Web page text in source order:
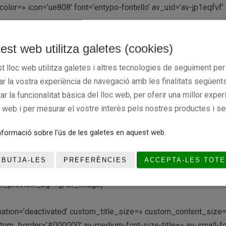
icon=’ue808′ font=’entypo-fontello’ av_uid=’av-
2019/03/S.E.-CASAL-VILAFRANCA-300×212.png’
overlay_color=’#000000′
custom_margin=» margin=’0px’ row_boxshadow=»
border=» border_color=» radius=’0px’
background_gradient_color2=»
av_uid=’av-husb1′]
2019/03/TC-FOTO-INFANTIL-MASCULI-VERMELL-
caption=» font_size=» appearance=»
av_image]
custom_title_size=»
web utilitza galetes (cookies)
lloc web utilitza galetes i altres tecnologies de seguiment per
la vostra experiència de navegació amb les finalitats
la funcionalitat bàsica del lloc web, per oferir una millor
web i per mesurar el vostre interès pels nostres productes i
sobre l'ús de les galetes en aquest web.
LES PREFERÈNCIES ACCEPTA-LES